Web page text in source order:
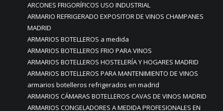
ARCONES FRIGORÍFICOS USO INDUSTRIAL
ARMARIO REFRIGERADO EXPOSITOR DE VINOS CHAMPANES
MADRID
ARMARIOS BOTELLEROS a medida
ARMARIOS BOTELLEROS FRIO PARA VINOS
ARMARIOS BOTELLEROS HOSTELERÍA Y HOGARES MADRID
ARMARIOS BOTELLEROS PARA MANTENIMIENTO DE VINOS
armarios botelleros refrigerados en madrid
ARMARIOS CÁMARAS BOTELLEROS CAVAS DE VINOS MADRID
ARMARIOS CONGELADORES A MEDIDA PROFESIONALES EN